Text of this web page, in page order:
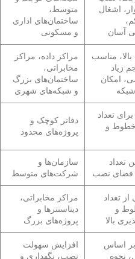
اشغال
آسان
متوسط،
ساختمان‌های اداری
و مسکونی
مناسب
زیاد
امکان
مراکز داده، مراکز
مخابراتی،
ساختمان‌های بزرگ
و شبکه‌های شهری
تعداد
و
دفاتر کوچک و
پروژه‌های محدود
تعداد
فضای نصب
سازمان‌ها و
شرکت‌های متوسط
از تعداد
و
بالا
مراکز مخابراتی،
دیتاسنترها و
پروژه‌های بزرگ
بر اساس
نحوه
افزایش سهولت
نصب، نگهداری و